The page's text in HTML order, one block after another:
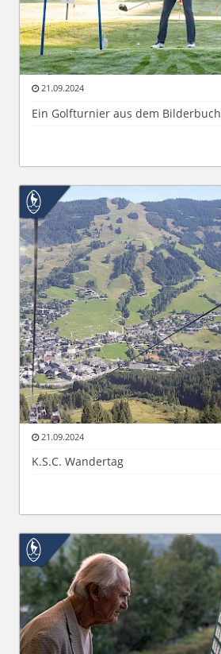
21.09.2024
Ein Golfturnier aus dem Bilderbuch
21.09.2024
K.S.C. Wandertag